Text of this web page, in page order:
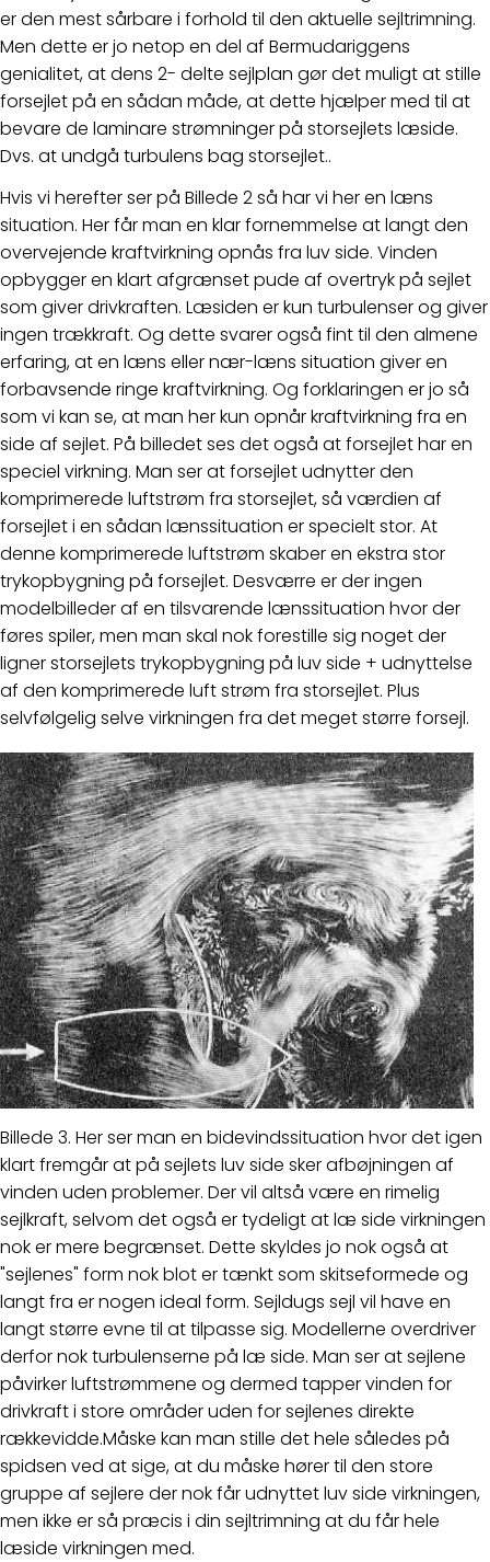
er den mest sårbare i forhold til den aktuelle sejltrimning.
Men dette er jo netop en del af Bermudariggens
genialitet, at dens 2- delte sejlplan gør det muligt at stille
forsejlet på en sådan måde, at dette hjælper med til at
bevare de laminare strømninger på storsejlets læside.
Dvs. at undgå turbulens bag storsejlet..
Hvis vi herefter ser på Billede 2 så har vi her en læns
situation. Her får man en klar fornemmelse at langt den
overvejende kraftvirkning opnås fra luv side. Vinden
opbygger en klart afgrænset pude af overtryk på sejlet
som giver drivkraften. Læsiden er kun turbulenser og giver
ingen trækkraft. Og dette svarer også fint til den almene
erfaring, at en læns eller nær-læns situation giver en
forbavsende ringe kraftvirkning. Og forklaringen er jo så
som vi kan se, at man her kun opnår kraftvirkning fra en
side af sejlet. På billedet ses det også at forsejlet har en
speciel virkning. Man ser at forsejlet udnytter den
komprimerede luftstrøm fra storsejlet, så værdien af
forsejlet i en sådan lænssituation er specielt stor. At
denne komprimerede luftstrøm skaber en ekstra stor
trykopbygning på forsejlet. Desværre er der ingen
modelbilleder af en tilsvarende lænssituation hvor der
føres spiler, men man skal nok forestille sig noget der
ligner storsejlets trykopbygning på luv side + udnyttelse
af den komprimerede luft strøm fra storsejlet. Plus
selvfølgelig selve virkningen fra det meget større forsejl.
Billede 3. Her ser man en bidevindssituation hvor det igen
klart fremgår at på sejlets luv side sker afbøjningen af
vinden uden problemer. Der vil altså være en rimelig
sejlkraft, selvom det også er tydeligt at læ side virkningen
nok er mere begrænset. Dette skyldes jo nok også at
"sejlenes" form nok blot er tænkt som skitseformede og
langt fra er nogen ideal form. Sejldugs sejl vil have en
langt større evne til at tilpasse sig. Modellerne overdriver
derfor nok turbulenserne på læ side. Man ser at sejlene
påvirker luftstrømmene og dermed tapper vinden for
drivkraft i store områder uden for sejlenes direkte
rækkevidde.Måske kan man stille det hele således på
spidsen ved at sige, at du måske hører til den store
gruppe af sejlere der nok får udnyttet luv side virkningen,
men ikke er så præcis i din sejltrimning at du får hele
læside virkningen med.